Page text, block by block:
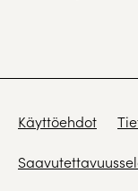
Käyttöehdot